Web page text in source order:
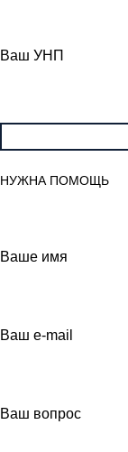
Ваш УНП
НУЖНА ПОМОЩЬ
Ваше имя
Ваш e-mail
Ваш вопрос